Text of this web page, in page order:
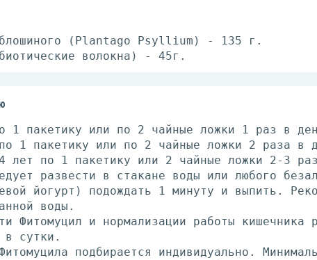
блошиного (Plantago Psyllium) - 135 г.
волокна) - 45г.
1 пакетику или по 2 чайные ложки 1 раз в
1 пакетику или по 2 чайные ложки 2 раза в
лет по 1 пакетику или 2 чайные ложки 2-3
развести в стакане воды или любого
йогурт) подождать 1 минуту и выпить.
воды.
Фитомуцил и нормализации работы кишечника
в сутки.
подбирается индивидуально.